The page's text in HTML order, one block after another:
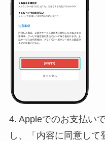
4. Appleでのお支払い
し、「内容に同意して